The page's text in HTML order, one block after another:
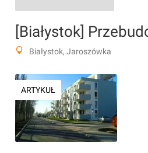
Białystok, Jaroszówka
ARTYKUŁ